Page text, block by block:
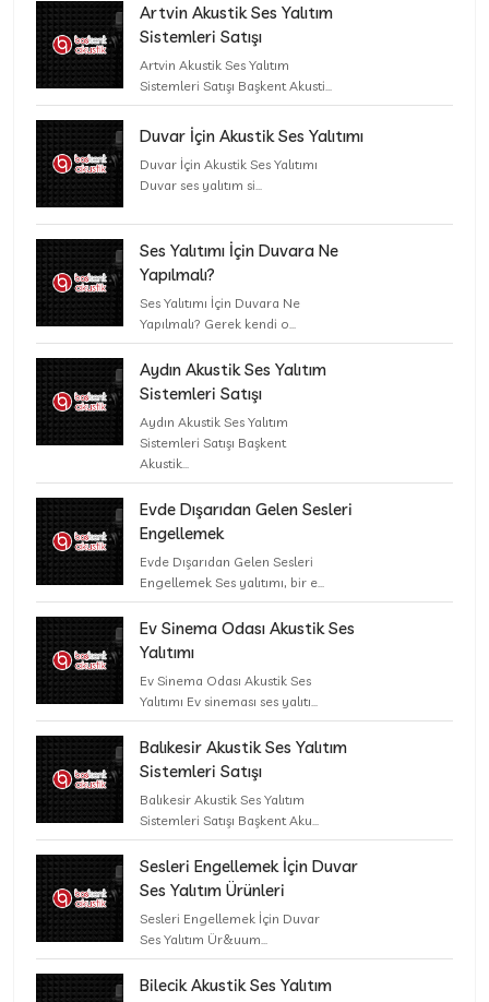
Artvin Akustik Ses Yalıtım
Sistemleri Satışı
Artvin Akustik Ses Yalıtım
Sistemleri Satışı Başkent Akusti...
Duvar İçin Akustik Ses Yalıtımı
Duvar İçin Akustik Ses Yalıtımı
Duvar ses yalıtım si...
Ses Yalıtımı İçin Duvara Ne
Yapılmalı?
Ses Yalıtımı İçin Duvara Ne
Yapılmalı? Gerek kendi o...
Aydın Akustik Ses Yalıtım
Sistemleri Satışı
Aydın Akustik Ses Yalıtım
Sistemleri Satışı Başkent
Akustik...
Evde Dışarıdan Gelen Sesleri
Engellemek
Evde Dışarıdan Gelen Sesleri
Engellemek Ses yalıtımı, bir e...
Ev Sinema Odası Akustik Ses
Yalıtımı
Ev Sinema Odası Akustik Ses
Yalıtımı Ev sineması ses yalıtı...
Balıkesir Akustik Ses Yalıtım
Sistemleri Satışı
Balıkesir Akustik Ses Yalıtım
Sistemleri Satışı Başkent Aku...
Sesleri Engellemek İçin Duvar
Ses Yalıtım Ürünleri
Sesleri Engellemek İçin Duvar
Ses Yalıtım Ür&uum...
Bilecik Akustik Ses Yalıtım